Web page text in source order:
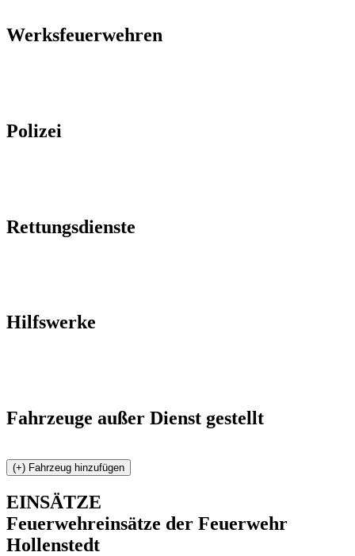
Werksfeuerwehren
Polizei
Rettungsdienste
Hilfswerke
Fahrzeuge außer Dienst gestellt
EINSÄTZE
Feuerwehreinsätze der Feuerwehr
Hollenstedt